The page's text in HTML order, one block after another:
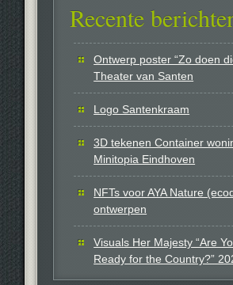
Recente
Ontwerp poster “Zo doen
Theater van Santen
Logo Santenkraam
3D tekenen Container
Minitopia Eindhoven
NFTs voor AYA Nature
ontwerpen
Visuals Her Majesty “Are
Ready for the Country?”